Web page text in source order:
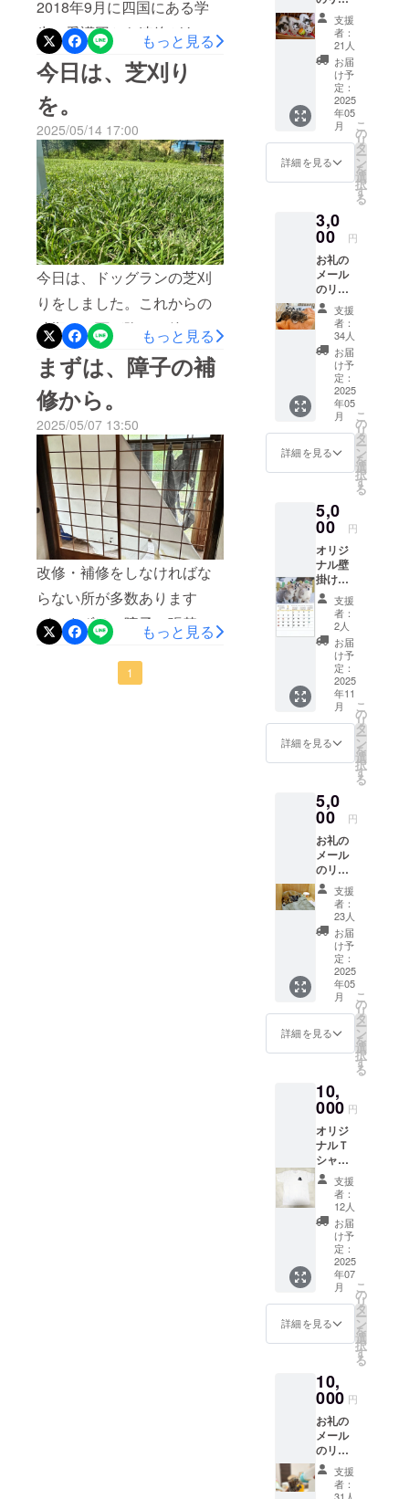
襖は、下から１ｍの高さま
で板を張り、下には猫たち
が出入り出来る扉を作って
完成です。時間が掛かって
しまいましたが、これで室
内の温度は、ある程度、保
てるようになりました。皆
さんのご支援で、まずは、
襖の修理が終わりました。
ありがとうございました。
2018年9月に四国にある学
生の愛護団から連絡があ
り、ノンちゃんとその子供
(生後3日)３匹を当団体で保
護しました。仔犬たちは、
すくすく成長し、３匹とも
里親さんが見つかりまし
た。当初、ノンちゃんは
中々なれてくれず、部屋か
らも一歩も出ない状態が1年
程は続きました。一度、外
に出してあげたい思いで、
むりやり引っ張り出し、
ドッグランに離したとこ
ろ、ドッグラン内にあった
プレハブの下に潜り込んで
しまい、引き出すのに数時
間かかったことがありまし
た。1年程して、やっと外の
犬小屋へは入るようになり
ましたが、人が見ていると
ご飯を食べない状況が続き
ました。そして、昨年５月
に施設を移転。新しい環境
になったので、また慣れて
くれるかと心配していまし
たが、なんと今は、自分で
もっと見る
今日は、芝刈り
を。
2025/05/14 17:00
今日は、ドッグランの芝刈
りをしました。これからの
時期は、雨が降った後にお
天気が良いと、あっという
間に芝が伸びてしまいま
す。芝が伸び過ぎている
と、排便が取りにくくなっ
てしまい、とても不衛生で
す。
もっと見る
まずは、障子の補
修から。
2025/05/07 13:50
改修・補修をしなければな
らない所が多数あります
が、まずは、障子の張替え
からしようと思います。障
子紙を剥がしたところ、の
もっと見る
1
ターン
となり
ます。
【備考
欄にお
名前を
記載く
ださ
い。】
全額の
1,000円
がドッ
グレス
熊本へ
の支援
となり
ます。
支援
者：
21人
お届
け予
定：
2025
年05
月
詳細を見る
こ
の
リ
タ
ー
ン
を
選
択
す
る
3,0
00 円
お礼の
メール
のリ
ターン
となり
ます。
【備考
欄にお
名前を
記載く
ださ
い。】
全額の
3,000円
がドッ
グレス
熊本へ
の支援
となり
ます。
このリ
ターン
は1,000
円のリ
ターン
と同じ
内容に
なりま
す。
支援
者：
34人
お届
け予
定：
2025
年05
月
詳細を見る
こ
の
リ
タ
ー
ン
を
選
択
す
る
5,0
00 円
オリジ
ナル壁
掛けカ
レン
ダー１
冊をリ
ターン
とし
た、
ドッグ
レス
キュー
熊本へ
の5,000
円のご
支援メ
です。
(開いた
サイス:
幅
262mm
× 高さ
400mm
支援
者：
2人
お届
け予
定：
2025
年11
月
詳細を見る
こ
の
リ
タ
ー
ン
を
選
択
す
る
5,0
00 円
お礼の
メール
のリ
ターン
となり
ます。
【備考
欄にお
名前を
記載く
ださ
い。】
全額の
5,000円
がドッ
グレス
熊本へ
の支援
となり
ます。
このリ
ターン
は1,000
円のリ
ターン
と同じ
内容に
なりま
す。
支援
者：
23人
お届
け予
定：
2025
年05
月
詳細を見る
こ
の
リ
タ
ー
ン
を
選
択
す
る
10,
000 円
オリジ
ナルＴ
シャツ
１枚を
リター
ンとし
た、
ドッグ
レス
キュー
熊本へ
10,000
円のご
支援メ
ニュー
(素材：
COTTO
N100％
)
支援
者：
12人
お届
け予
定：
2025
年07
月
詳細を見る
こ
の
リ
タ
ー
ン
を
選
択
す
る
10,
000 円
お礼の
メール
のリ
ターン
となり
ます。
支援
者：
31人